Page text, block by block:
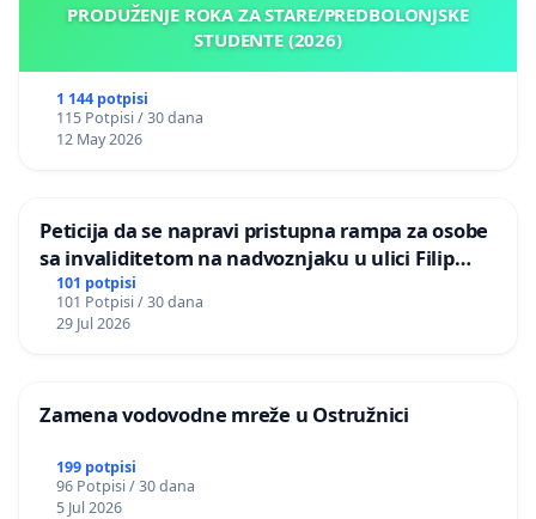
PRODUŽENJE ROKA ZA STARE/PREDBOLONJSKE
STUDENTE (2026)
1 144 potpisi
115 Potpisi / 30 dana
12 May 2026
Peticija da se napravi pristupna rampa za osobe
sa invaliditetom na nadvoznjaku u ulici Filip
Kljajic u Kragujevcu
101 potpisi
101 Potpisi / 30 dana
29 Jul 2026
Zamena vodovodne mreže u Ostružnici
199 potpisi
96 Potpisi / 30 dana
5 Jul 2026